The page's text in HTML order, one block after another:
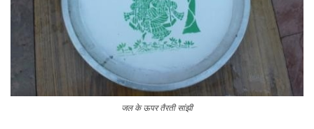
जल के ऊपर तैरती सांझी